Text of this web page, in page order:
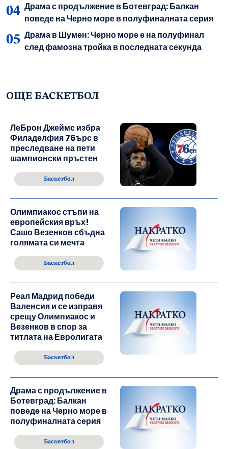
Драма с продължение в Ботевград: Балкан
поведе на Черно море в полуфиналната серия
Драма в Шумен: Черно море е на полуфинал
след фамозна тройка в последната секунда
ОЩЕ БАСКЕТБОЛ
ЛеБрон Джеймс избра
Филаделфия 76ърс в
преследване на пети
шампионски пръстен
Баскетбол
Олимпиакос стъпи на
европейския връх!
Сашо Везенков сбъдна
голямата си мечта
Баскетбол
Реал Мадрид победи
Валенсия и се изправя
срещу Олимпиакос и
Везенков в спор за
титлата на Евролигата
Баскетбол
Драма с продължение в
Ботевград: Балкан
поведе на Черно море в
полуфиналната серия
Баскетбол